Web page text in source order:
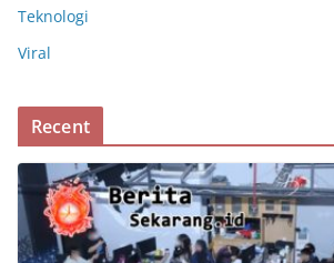
Teknologi
Viral
Recent